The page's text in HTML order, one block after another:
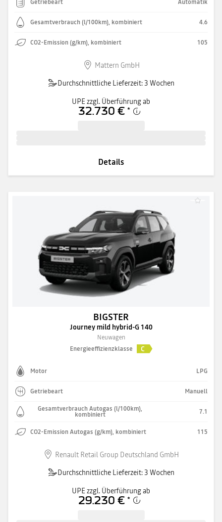
Getriebeart Automatik
Gesamtverbrauch (l/100km), kombiniert 4.6
CO2-Emission (g/km), kombiniert 105
Mattern GmbH
Durchschnittliche Lieferzeit: 3 Wochen
UPE zzgl. Überführung ab
32.730 € *
Details
BIGSTER
Journey mild hybrid-G 140
Neuwagen
Energieeffizienzklasse
C
Motor LPG
Getriebeart Manuell
Gesamtverbrauch Autogas (l/100km),
kombiniert 7.1
CO2-Emission Autogas (g/km), kombiniert 115
Renault Retail Group Deutschland GmbH
Durchschnittliche Lieferzeit: 3 Wochen
UPE zzgl. Überführung ab
29.230 € *